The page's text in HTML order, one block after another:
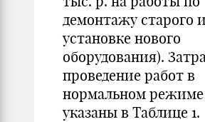
демонтажу старого и
установке нового
оборудования).
проведение работ в
нормальном режиме
указаны в Таблице 1.